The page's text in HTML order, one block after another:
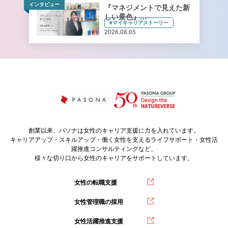
インタビュー
『マネジメントで見えた新
しい景色』
キーコーヒー株式会社 管理
本部 総務人事部 人財開発
課長 寺﨑由香里さん【前
#マイキャリアストーリー
2026.08.05
創業以来、パソナは女性のキャリア支援に力を入れています。
キャリアアップ・スキルアップ・働く女性を支えるライフサポート・女性活
躍推進コンサルティングなど、
様々な切り口から女性のキャリアをサポートしています。
女性の転職支援
女性管理職の採用
女性活躍推進支援